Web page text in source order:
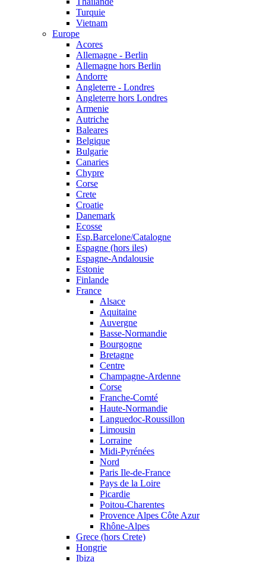
Turquie
Vietnam
Europe
Acores
Allemagne - Berlin
Allemagne hors Berlin
Andorre
Angleterre - Londres
Angleterre hors Londres
Armenie
Autriche
Baleares
Belgique
Bulgarie
Canaries
Chypre
Corse
Crete
Croatie
Danemark
Ecosse
Esp.Barcelone/Catalogne
Espagne (hors iles)
Espagne-Andalousie
Estonie
Finlande
France
Alsace
Aquitaine
Auvergne
Basse-Normandie
Bourgogne
Bretagne
Centre
Champagne-Ardenne
Corse
Franche-Comté
Haute-Normandie
Languedoc-Roussillon
Limousin
Lorraine
Midi-Pyrénées
Nord
Paris Ile-de-France
Pays de la Loire
Picardie
Poitou-Charentes
Provence Alpes Côte Azur
Rhône-Alpes
Grece (hors Crete)
Hongrie
Ibiza